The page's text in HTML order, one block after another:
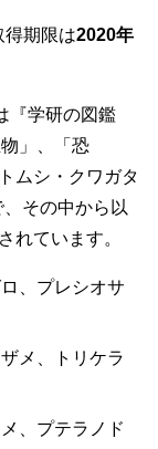
得期限は2020年
『学研の図鑑
」、「恐
ムシ・クワガタ
その中から以
れています。
プレシオサ
、トリケラ
プテラノド